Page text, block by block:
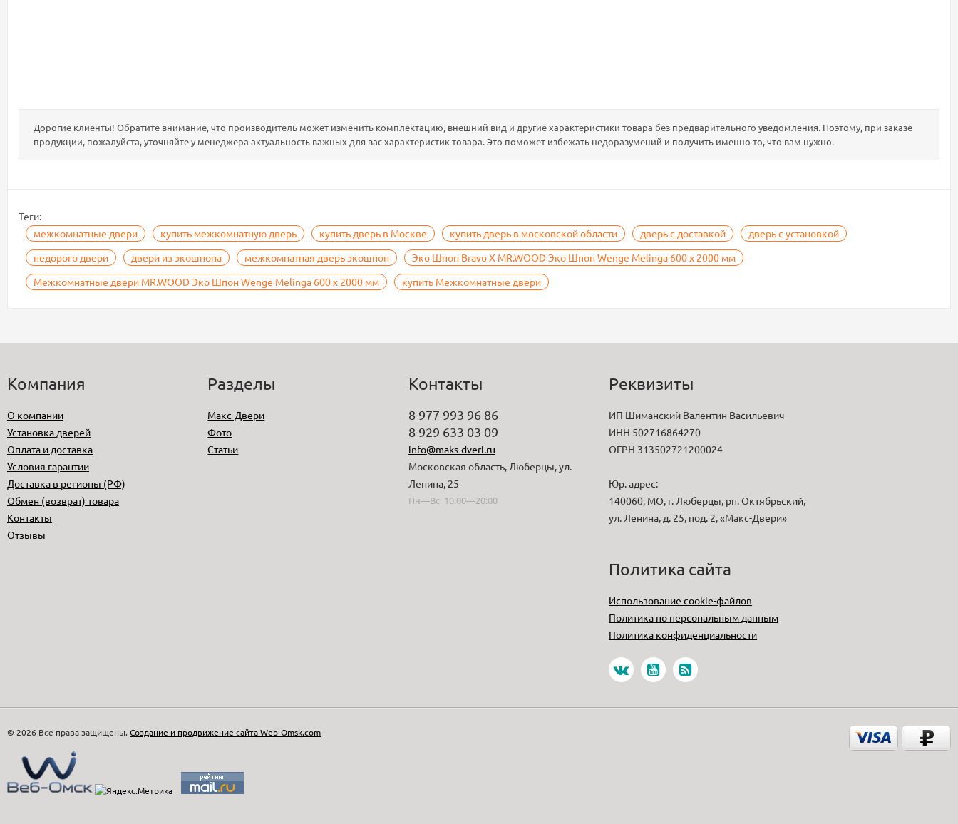
Дорогие клиенты! Обратите внимание, что производитель может изменить комплектацию, внешний вид и другие характеристики товара без предварительного уведомления. Поэтому, при заказе
продукции, пожалуйста, уточняйте у менеджера актуальность важных для вас характеристик товара. Это поможет избежать недоразумений и получить именно то, что вам нужно.
Теги:
межкомнатные двери
купить межкомнатную дверь купить дверь в Москве купить дверь в московской области дверь с доставкой
дверь с установкой
недорого двери
двери из экошпона межкомнатная дверь экошпон
Эко Шпон Bravo X MR.WOOD Эко Шпон Wenge Melinga 600 х 2000 мм
Межкомнатные двери MR.WOOD Эко Шпон Wenge Melinga 600 х 2000 мм
купить Межкомнатные двери
Компания
О компании
Установка дверей
Оплата и доставка
Условия гарантии
Доставка в регионы (РФ)
Обмен (возврат) товара
Контакты
Отзывы
Разделы
Макс-Двери
Фото
Статьи
Контакты
8 977 993 96 86
8 929 633 03 09
info@maks-dveri.ru
Московская область, Люберцы, ул.
Ленина, 25
Пн—Вс 10:00—20:00
Реквизиты
ИП Шиманский Валентин Васильевич
ИНН 502716864270
ОГРН 313502721200024
Юр. адрес:
140060, МО, г. Люберцы, рп. Октябрьский,
ул. Ленина, д. 25, под. 2, «Макс-Двери»
Политика сайта
Использование cookie-файлов
Политика по персональным данным
Политика конфиденциальности
© 2026 Все права защищены. Создание и продвижение сайта Web-Omsk.com